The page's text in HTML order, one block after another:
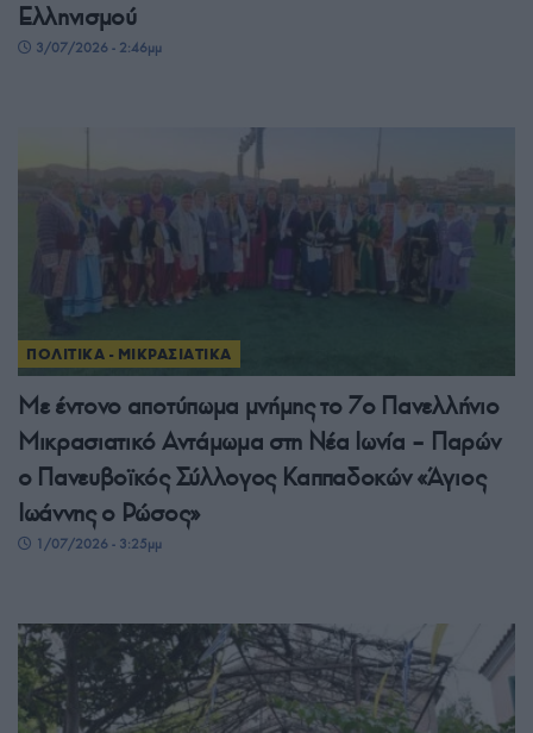
Ελληνισμού
3/07/2026 - 2:46μμ
ΠΟΛΙΤΙΚΑ - ΜΙΚΡΑΣΙΑΤΙΚΑ
Με έντονο αποτύπωμα μνήμης το 7ο Πανελλήνιο
Μικρασιατικό Αντάμωμα στη Νέα Ιωνία – Παρών
ο Πανευβοϊκός Σύλλογος Καππαδοκών «Άγιος
Ιωάννης ο Ρώσος»
1/07/2026 - 3:25μμ